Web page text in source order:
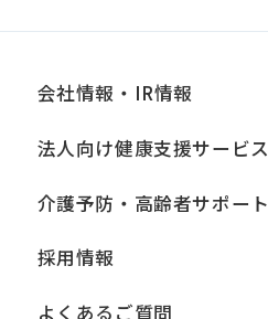
会社情報・IR情報
法人向け健康支援サービス
介護予防・高齢者サポート
採用情報
よくあるご質問